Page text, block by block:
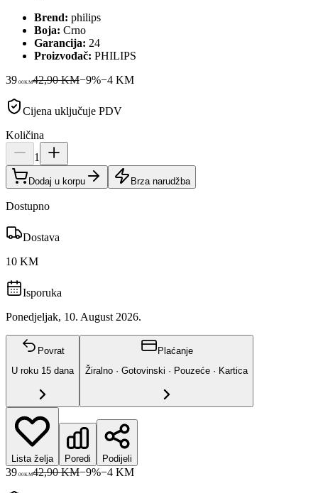
Brend: philips
Boja: Crno
Garancija: 24
Proizvođač: PHILIPS
39 00KM42,90 KM−9%−4KM
Cijena uključuje PDV
Količina
1
Dodaj u korpu Brza narudžba
Dostupno
Dostava
10 KM
Isporuka
Ponedjeljak, 10. August 2026.
Povrat
U roku 15 dana
Plaćanje
Žiralno · Gotovinski · Pouzeće · Kartica
Lista želja Poredi Podijeli
39 00KM42,90 KM−9%−4KM